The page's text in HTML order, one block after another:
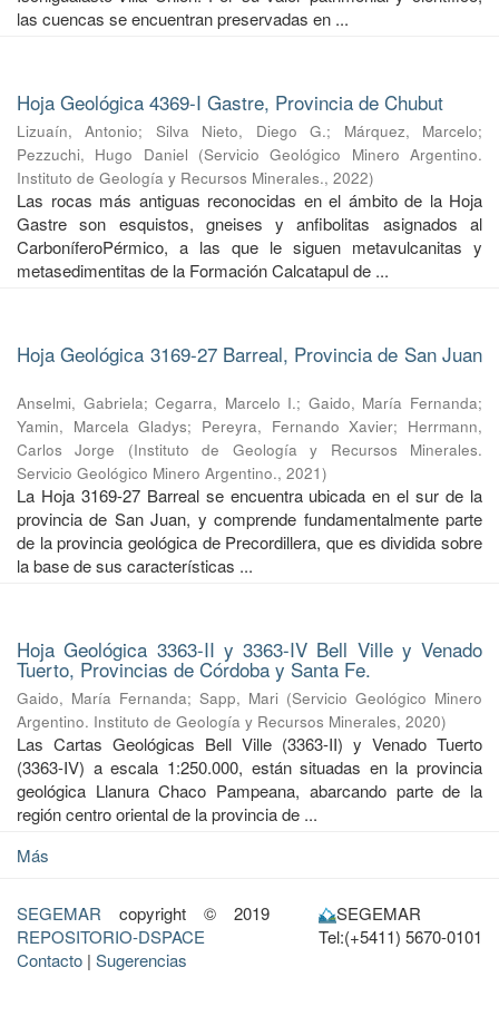
las cuencas se encuentran preservadas en ...
Hoja Geológica 4369-I Gastre, Provincia de Chubut
Lizuaín, Antonio; Silva Nieto, Diego G.; Márquez, Marcelo;
Pezzuchi, Hugo Daniel (Servicio Geológico Minero Argentino.
Instituto de Geología y Recursos Minerales., 2022)
Las rocas más antiguas reconocidas en el ámbito de la Hoja
Gastre son esquistos, gneises y anfibolitas asignados al
CarboníferoPérmico, a las que le siguen metavulcanitas y
metasedimentitas de la Formación Calcatapul de ...
Hoja Geológica 3169-27 Barreal, Provincia de San Juan
Anselmi, Gabriela;Cegarra, Marcelo I.; Gaido, María Fernanda;
Yamin, Marcela Gladys; Pereyra, Fernando Xavier; Herrmann,
Carlos Jorge
(Instituto de Geología y Recursos Minerales.
Servicio Geológico Minero Argentino., 2021)
La Hoja 3169-27 Barreal se encuentra ubicada en el sur de la
provincia de San Juan, y comprende fundamentalmente parte
de la provincia geológica de Precordillera, que es dividida sobre
la base de sus características ...
Hoja Geológica 3363-II y 3363-IV Bell Ville y Venado
Tuerto, Provincias de Córdoba y Santa Fe.
Gaido, María Fernanda; Sapp, Mari (Servicio Geológico Minero
Argentino. Instituto de Geología y Recursos Minerales, 2020)
Las Cartas Geológicas Bell Ville (3363-II) y Venado Tuerto
(3363-IV) a escala 1:250.000, están situadas en la provincia
geológica Llanura Chaco Pampeana, abarcando parte de la
región centro oriental de la provincia de ...
Más
SEGEMAR copyright © 2019
REPOSITORIO-DSPACE
Contacto | Sugerencias
SEGEMAR
Tel:(+5411) 5670-0101